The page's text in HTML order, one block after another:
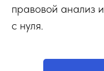
правовой анализ
с нуля.